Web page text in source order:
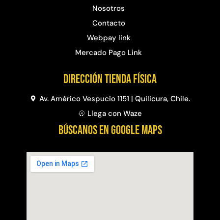
Nosotros
Contacto
Webpay link
Mercado Pago Link
Dirección Tienda física
Av. Américo Vespucio 1151 | Quilicura, Chile.
Llega con Waze
BÚSCANOS EN GOOGLE MAPS